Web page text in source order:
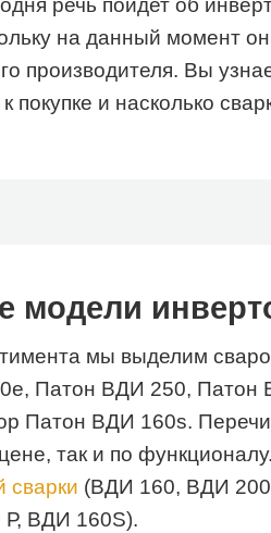
речь пойдет об
на данный момент
производителя. Вы
покупке и насколько
модели
мы выделим
Патон ВДИ 250, Патон
Патон ВДИ 160s.
так и по
сварки (ВДИ 160, ВДИ
ВДИ 160S).